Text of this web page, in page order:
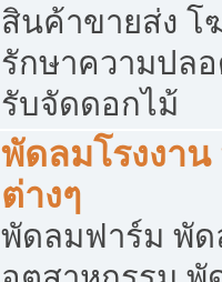
สินค้าขายส่ง
รักษาความปล
รับจัดดอกไม้
พัดลมโรงงา
ต่างๆ
พัดลมฟาร์ม พัด